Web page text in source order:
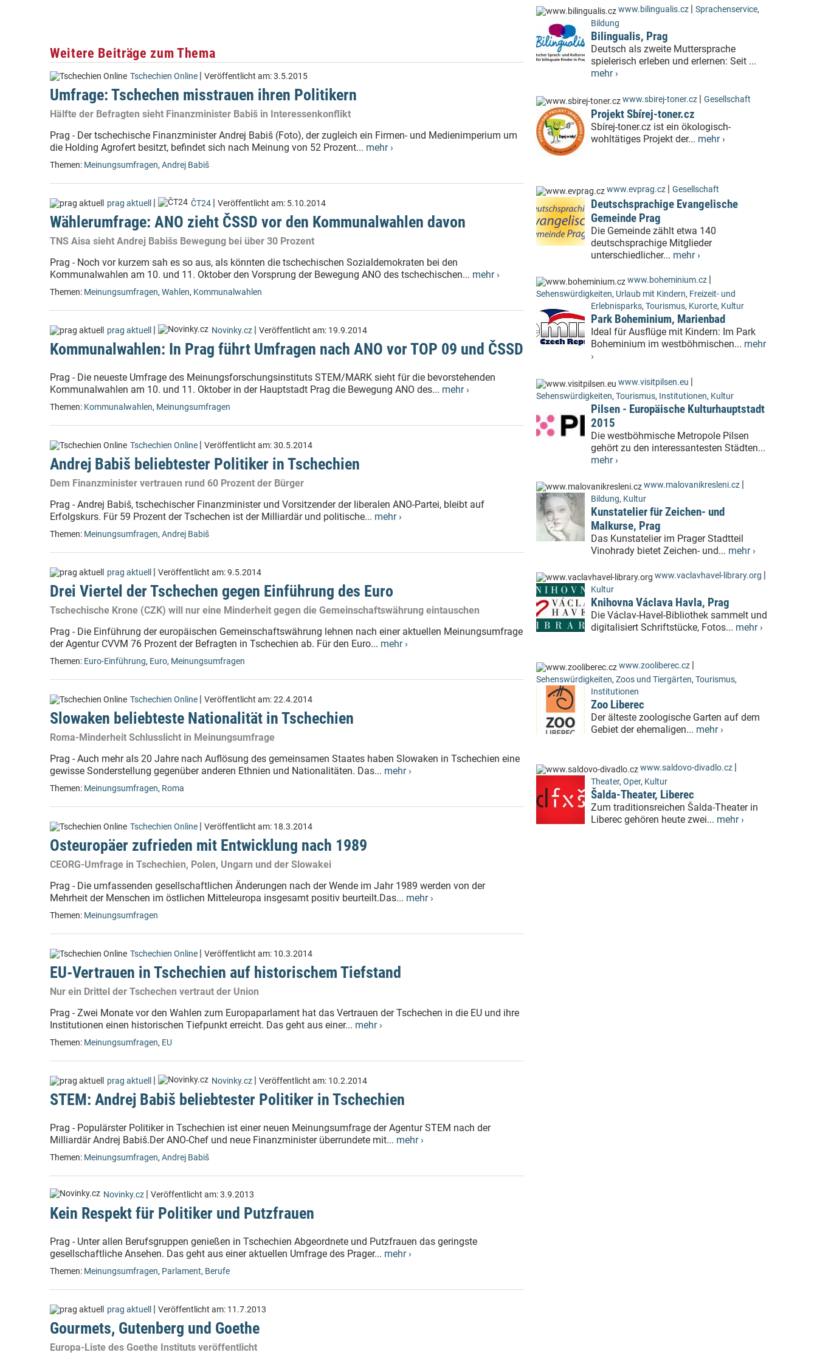
Weitere Beiträge zum Thema
Tschechien Online | Veröffentlicht am:3.5.2015
Umfrage: Tschechen misstrauen ihren Politikern
Hälfte der Befragten sieht Finanzminister Babiš in Interessenkonflikt
Prag - Der tschechische Finanzminister Andrej Babiš (Foto), der zugleich ein Firmen- und Medienimperium um
die Holding Agrofert besitzt, befindet sich nach Meinung von 52 Prozent... mehr ›
Themen: Meinungsumfragen, Andrej Babiš
prag aktuell | ČT24 | Veröffentlicht am: 5.10.2014
Wählerumfrage: ANO zieht ČSSD vor den Kommunalwahlen davon
TNS Aisa sieht Andrej Babišs Bewegung bei über 30 Prozent
Prag - Noch vor kurzem sah es so aus, als könnten die tschechischen Sozialdemokraten bei den
Kommunalwahlen am 10. und 11. Oktober den Vorsprung der Bewegung ANO des tschechischen... mehr ›
Themen: Meinungsumfragen, Wahlen, Kommunalwahlen
prag aktuell | Novinky.cz | Veröffentlicht am: 19.9.2014
Kommunalwahlen: In Prag führt Umfragen nach ANO vor TOP 09 und ČSSD
Prag - Die neueste Umfrage des Meinungsforschungsinstituts STEM/MARK sieht für die bevorstehenden
Kommunalwahlen am 10. und 11. Oktober in der Hauptstadt Prag die Bewegung ANO des... mehr ›
Themen: Kommunalwahlen, Meinungsumfragen
Tschechien Online | Veröffentlicht am:30.5.2014
Andrej Babiš beliebtester Politiker in Tschechien
Dem Finanzminister vertrauen rund 60 Prozent der Bürger
Prag - Andrej Babiš, tschechischer Finanzminister und Vorsitzender der liberalen ANO-Partei, bleibt auf
Erfolgskurs. Für 59 Prozent der Tschechen ist der Milliardär und politische... mehr ›
Themen: Meinungsumfragen, Andrej Babiš
prag aktuell | Veröffentlicht am:9.5.2014
Drei Viertel der Tschechen gegen Einführung des Euro
Tschechische Krone (CZK) will nur eine Minderheit gegen die Gemeinschaftswährung eintauschen
Prag - Die Einführung der europäischen Gemeinschaftswährung lehnen nach einer aktuellen Meinungsumfrage
der Agentur CVVM 76 Prozent der Befragten in Tschechien ab. Für den Euro... mehr ›
Themen: Euro-Einführung, Euro, Meinungsumfragen
Tschechien Online | Veröffentlicht am:22.4.2014
Slowaken beliebteste Nationalität in Tschechien
Roma-Minderheit Schlusslicht in Meinungsumfrage
Prag - Auch mehr als 20 Jahre nach Auflösung des gemeinsamen Staates haben Slowaken in Tschechien eine
gewisse Sonderstellung gegenüber anderen Ethnien und Nationalitäten. Das... mehr ›
Themen: Meinungsumfragen, Roma
Tschechien Online | Veröffentlicht am: 18.3.2014
Osteuropäer zufrieden mit Entwicklung nach 1989
CEORG-Umfrage in Tschechien, Polen, Ungarn und der Slowakei
Prag - Die umfassenden gesellschaftlichen Änderungen nach der Wende im Jahr 1989 werden von der
Mehrheit der Menschen im östlichen Mitteleuropa insgesamt positiv beurteilt.Das... mehr ›
Themen: Meinungsumfragen
Tschechien Online | Veröffentlicht am: 10.3.2014
EU-Vertrauen in Tschechien auf historischem Tiefstand
Nur ein Drittel der Tschechen vertraut der Union
Prag - Zwei Monate vor den Wahlen zum Europaparlament hat das Vertrauen der Tschechen in die EU und ihre
Institutionen einen historischen Tiefpunkt erreicht. Das geht aus einer... mehr ›
Themen: Meinungsumfragen, EU
prag aktuell | Novinky.cz | Veröffentlicht am: 10.2.2014
STEM: Andrej Babiš beliebtester Politiker in Tschechien
Prag - Populärster Politiker in Tschechien ist einer neuen Meinungsumfrage der Agentur STEM nach der
Milliardär Andrej Babiš.Der ANO-Chef und neue Finanzminister überrundete mit... mehr ›
Themen: Meinungsumfragen, Andrej Babiš
Novinky.cz | Veröffentlicht am:3.9.2013
Kein Respekt für Politiker und Putzfrauen
Prag - Unter allen Berufsgruppen genießen in Tschechien Abgeordnete und Putzfrauen das geringste
gesellschaftliche Ansehen. Das geht aus einer aktuellen Umfrage des Prager... mehr ›
Themen: Meinungsumfragen, Parlament, Berufe
prag aktuell | Veröffentlicht am: 11.7.2013
Gourmets, Gutenberg und Goethe
Europa-Liste des Goethe Instituts veröffentlicht
www.bilingualis.cz | Sprachenservice,
Bildung
Bilingualis, Prag
Deutsch als zweite Muttersprache
spielerisch erleben und erlernen: Seit ...
mehr ›
www.sbirej-toner.cz | Gesellschaft
Projekt Sbírej-toner.cz
Sbírej-toner.cz ist ein ökologisch-
wohltätiges Projekt der... mehr ›
www.evprag.cz | Gesellschaft
Deutschsprachige Evangelische
Gemeinde Prag
Die Gemeinde zählt etwa 140
deutschsprachige Mitglieder
unterschiedlicher... mehr ›
www.boheminium.cz |
Sehenswürdigkeiten, Urlaub mit Kindern, Freizeit- und
Erlebnisparks, Tourismus, Kurorte, Kultur
Park Boheminium, Marienbad
Ideal für Ausflüge mit Kindern: Im Park
Boheminium im westböhmischen... mehr
›
www.visitpilsen.eu |
Sehenswürdigkeiten, Tourismus, Institutionen, Kultur
Pilsen - Europäische Kulturhauptstadt
2015
Die westböhmische Metropole Pilsen
gehört zu den interessantesten Städten...
mehr ›
www.malovanikresleni.cz |
Bildung, Kultur
Kunstatelier für Zeichen- und
Malkurse, Prag
Das Kunstatelier im Prager Stadtteil
Vinohrady bietet Zeichen- und... mehr ›
www.vaclavhavel-library.org |
Kultur
Knihovna Václava Havla, Prag
Die Václav-Havel-Bibliothek sammelt und
digitalisiert Schriftstücke, Fotos... mehr ›
www.zooliberec.cz |
Sehenswürdigkeiten, Zoos und Tiergärten, Tourismus,
Institutionen
Zoo Liberec
Der älteste zoologische Garten auf dem
Gebiet der ehemaligen... mehr ›
www.saldovo-divadlo.cz |
Theater, Oper, Kultur
Šalda-Theater, Liberec
Zum traditionsreichen Šalda-Theater in
Liberec gehören heute zwei... mehr ›